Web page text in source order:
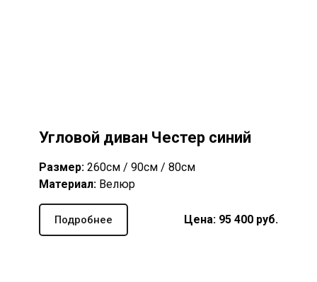
Угловой диван Честер синий
Размер: 260см / 90см / 80см
Материал: Велюр
Подробнее Цена: 95 400 руб.